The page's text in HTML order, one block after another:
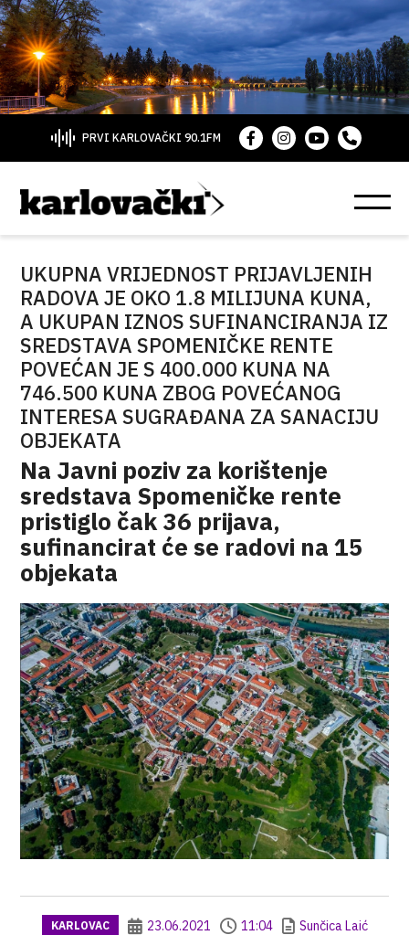
PRVI KARLOVAČKI 90.1FM
UKUPNA VRIJEDNOST PRIJAVLJENIH
RADOVA JE OKO 1.8 MILIJUNA KUNA,
A UKUPAN IZNOS SUFINANCIRANJA IZ
SREDSTAVA SPOMENIČKE RENTE
POVEĆAN JE S 400.000 KUNA NA
746.500 KUNA ZBOG POVEĆANOG
INTERESA SUGRAĐANA ZA SANACIJU
OBJEKATA
Na Javni poziv za korištenje
sredstava Spomeničke rente
pristiglo čak 36 prijava,
sufinancirat će se radovi na 15
objekata
KARLOVAC 23.06.2021 11:04 Sunčica Laić